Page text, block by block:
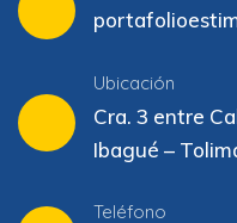
Ubicación
Cra. 3 entre
Ibagué –
Teléfono